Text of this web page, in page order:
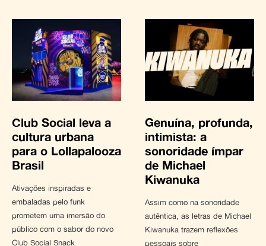
Club Social leva a
cultura urbana
para o Lollapalooza
Brasil
Ativações inspiradas e
embaladas pelo funk
prometem uma imersão do
público com o sabor do novo
Club Social Snack
Genuína, profunda,
intimista: a
sonoridade ímpar
de Michael
Kiwanuka
Assim como na sonoridade
autêntica, as letras de Michael
Kiwanuka trazem reflexões
pessoais sobre